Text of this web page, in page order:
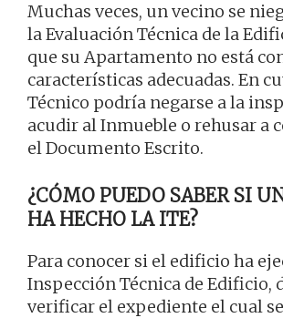
Muchas veces, un vecino se
la Evaluación Técnica de la
que su Apartamento no está
características adecuadas. En
Técnico podría negarse a la
acudir al Inmueble o rehusar a
el Documento Escrito.
¿CÓMO PUEDO SABER SI
HA HECHO LA ITE?
Para conocer si el edificio ha
Inspección Técnica de Edificio,
verificar el expediente el cual